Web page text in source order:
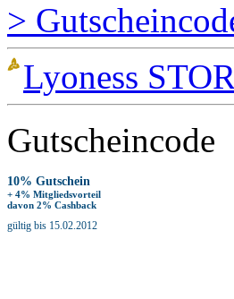
>
Lyoness
Gutscheincode
10% Gutschein
+ 4% Mitgliedsvorteil
davon 2% Cashback
gültig bis 15.02.2012